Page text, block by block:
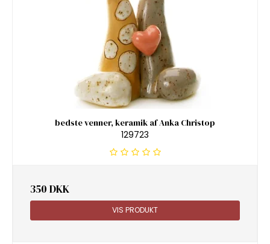
bedste venner, keramik af Anka Christop
129723
350 DKK
VIS PRODUKT